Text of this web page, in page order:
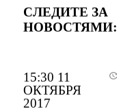
15:30 11
ОКТЯБРЯ
2017
СЛЕДИТЕ ЗА
НОВОСТЯМИ: